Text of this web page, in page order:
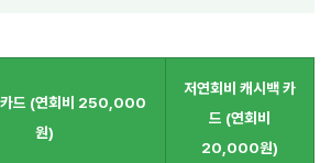
카드 (연회비 250,000
원)
저연회비 캐시백 카
드 (연회비
20,000원)